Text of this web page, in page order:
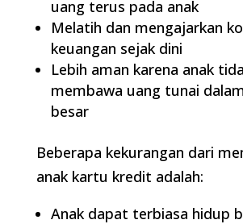
uang terus pada anak
Melatih dan mengajarkan
keuangan sejak dini
Lebih aman karena anak
membawa uang tunai
besar
Beberapa kekurangan dari
anak kartu kredit adalah:
Anak dapat terbiasa hidup